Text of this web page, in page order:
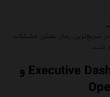
در سریع‌ترین زمان ممکن مشکلات
کنند.
جدول مقایسه Executive Dashboard و